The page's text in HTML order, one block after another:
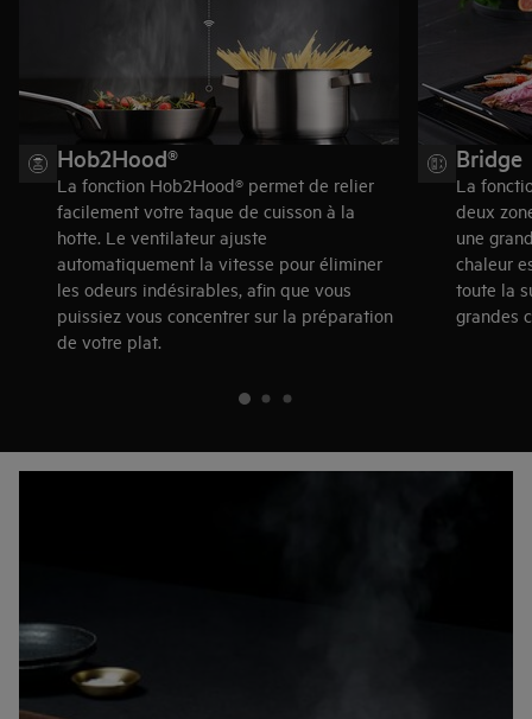
Hob2Hood®
La fonction Hob2Hood® permet de relier
facilement votre taque de cuisson à la
hotte. Le ventilateur ajuste
automatiquement la vitesse pour éliminer
les odeurs indésirables, afin que vous
puissiez vous concentrer sur la préparation
de votre plat.
Bridge
La
deux
une
chaleur
toute la
grandes